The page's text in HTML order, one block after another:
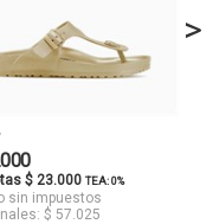
$ 23.000 TEA: 0%
sin impuestos
$ 57.025
>